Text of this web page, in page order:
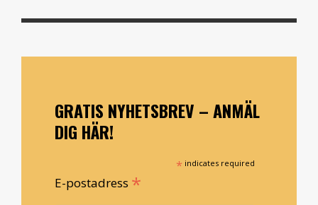
GRATIS NYHETSBREV – ANMÄL
DIG HÄR!
* indicates required
E-postadress *